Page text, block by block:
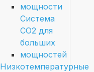
мощности
Система
СО2 для
больших
мощностей
Низкотемпературные